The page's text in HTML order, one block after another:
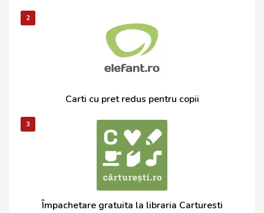
2
Carti cu pret redus pentru copii
3
Împachetare gratuita la libraria Carturesti